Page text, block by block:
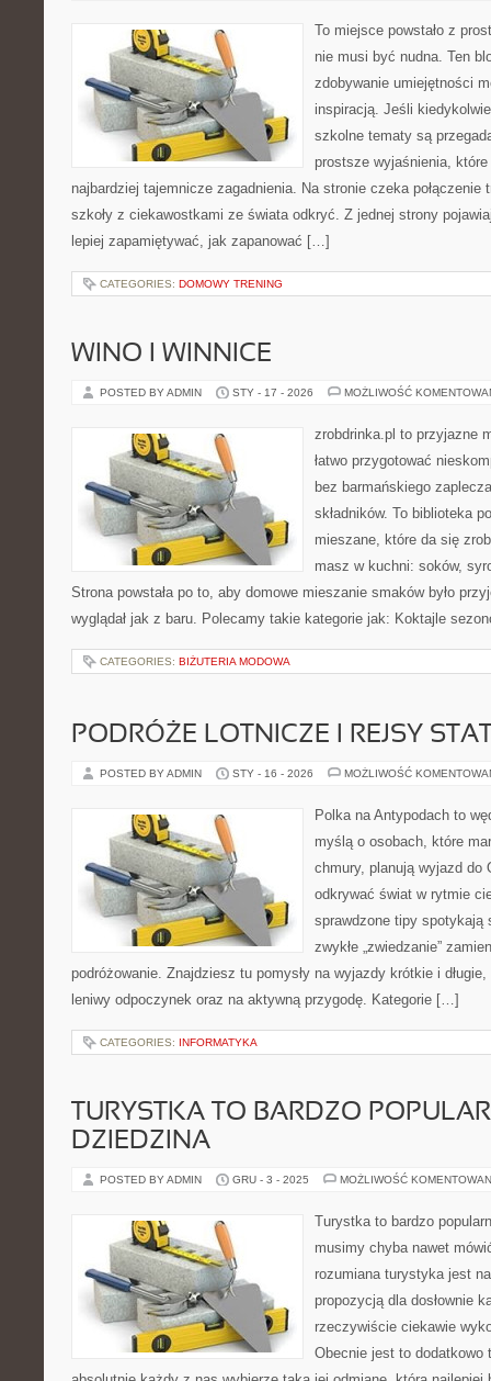
To miejsce powstało z
nie musi być nudna. Ten
zdobywanie umiejętności
inspiracją. Jeśli
szkolne tematy są
prostsze wyjaśnienia, które
najbardziej tajemnicze zagadnienia. Na stronie czeka połączenie
szkoły z ciekawostkami ze świata odkryć. Z jednej strony
lepiej zapamiętywać, jak zapanować […]
CATEGORIES: DOMOWY TRENING
WINO I WINNICE
POSTED BY ADMIN STY - 17 - 2026 MOŻLIWOŚĆ
zrobdrinka.pl to przyjazne
łatwo przygotować
bez barmańskiego
składników. To biblioteka
mieszane, które da się
masz w kuchni: soków,
Strona powstała po to, aby domowe mieszanie smaków było
wyglądał jak z baru. Polecamy takie kategorie jak: Koktajle
CATEGORIES: BIŻUTERIA MODOWA
PODRÓŻE LOTNICZE I REJSY
POSTED BY ADMIN STY - 16 - 2026 MOŻLIWOŚĆ
Polka na Antypodach to
myślą o osobach, które
chmury, planują wyjazd do
odkrywać świat w rytmie
sprawdzone tipy spotykają
zwykłe „zwiedzanie”
podróżowanie. Znajdziesz tu pomysły na wyjazdy krótkie i
leniwy odpoczynek oraz na aktywną przygodę. Kategorie […]
CATEGORIES: INFORMATYKA
TURYSTKA TO BARDZO
DZIEDZINA
POSTED BY ADMIN GRU - 3 - 2025 MOŻLIWOŚĆ
Turystka to bardzo
musimy chyba nawet
rozumiana turystyka jest
propozycją dla dosłownie
rzeczywiście ciekawie
Obecnie jest to dodatkowo